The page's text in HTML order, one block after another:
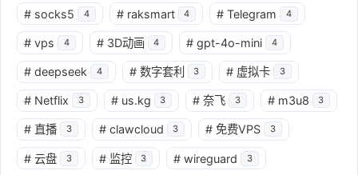
# socks5 4 # raksmart 4 # Telegram 4
# vps 4 # 3D动画 4 # gpt-4o-mini 4
# deepseek 4 # 数字套利 3 # 虚拟卡 3
# Netflix 3 # us.kg 3 # 奈飞 3 # m3u8 3
# 直播 3 # clawcloud 3 # 免费VPS 3
# 云盘 3 # 监控 3 # wireguard 3